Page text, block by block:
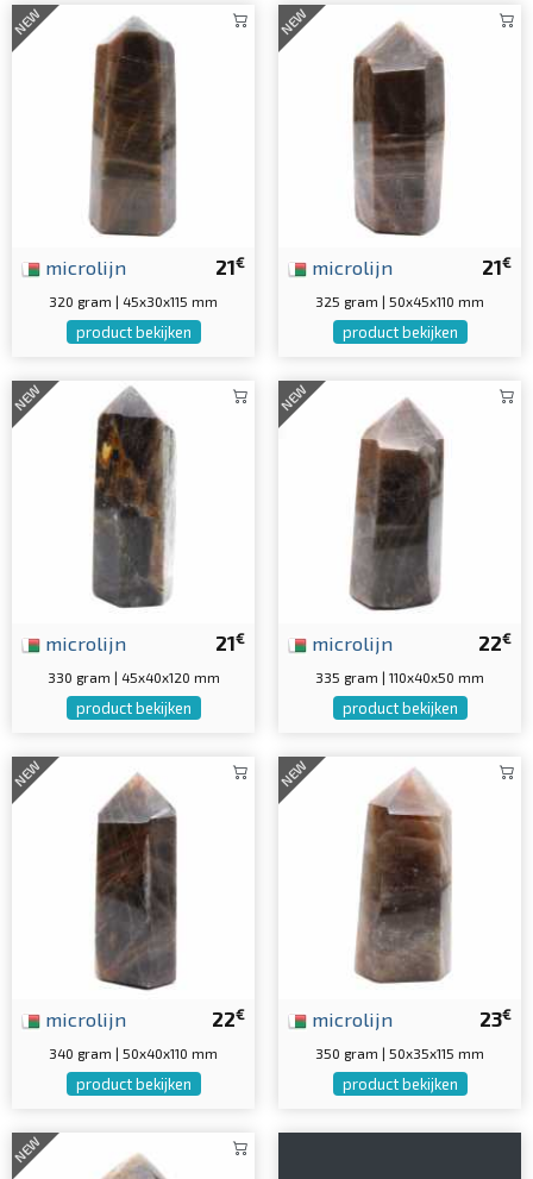
NEW
21€
microlijn
320 gram | 45x30x115 mm
product bekijken
NEW
21€
microlijn
325 gram | 50x45x110 mm
product bekijken
NEW
21€
microlijn
330 gram | 45x40x120 mm
product bekijken
NEW
22€
microlijn
335 gram | 110x40x50 mm
product bekijken
NEW
22€
microlijn
340 gram | 50x40x110 mm
product bekijken
NEW
23€
microlijn
350 gram | 50x35x115 mm
product bekijken
NEW